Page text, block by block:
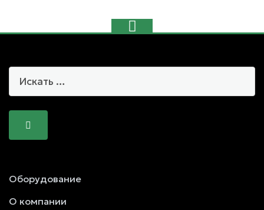
Оборудование
О компании